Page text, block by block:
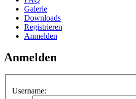
Galerie
Downloads
Registrieren
Anmelden
Anmelden
Username: